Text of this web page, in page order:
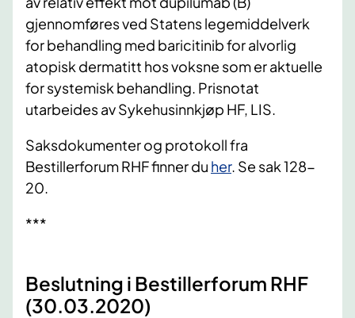
gjennomføres ved Statens legemiddelver​k
for behandling med baricitinib for alvorlig
atopisk dermatitt hos voksne som er aktuelle
for systemisk behandling. Prisnotat
utarbeides av Sykehusinnkjøp HF, LIS.
Saksdokumenter og protokoll fra
Bestillerforum R​HF finner du her. Se sak 128-
20.​
***
Beslutning i Bestillerforum RHF
(30.03.2020)